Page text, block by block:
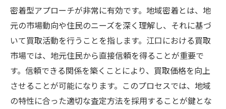
宗像市江口の買取市場動向を知るための手
法
過去のデータから見る福岡県の買取トレン
ド
市場調査が買取成功に導く理由
地域特有の需要を探る方法
オンラインデータを活用した市場分析
密着型アプローチが非常に有効です。地域密着とは、地
元の市場動向や住民のニーズを深く理解し、それに基づ
いて買取活動を行うことを指します。江口における買取
市場では、地元住民から直接信頼を得ることが重要で
す。信頼できる関係を築くことにより、買取価格を向上
させることが可能になります。このプロセスでは、地域
の特性に合った適切な査定方法を採用することが鍵とな